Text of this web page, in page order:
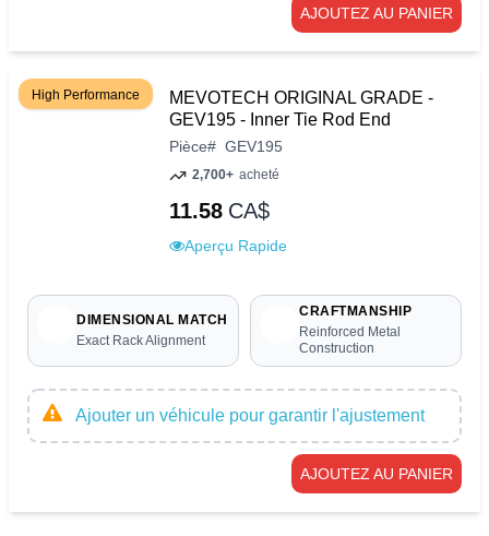
AJOUTEZ AU PANIER
High Performance
MEVOTECH ORIGINAL GRADE -
GEV195 - Inner Tie Rod End
Pièce# GEV195
2,700+ acheté
11.58 CA$
Aperçu Rapide
DIMENSIONAL MATCH
Exact Rack Alignment
CRAFTMANSHIP
Reinforced Metal
Construction
Ajouter un véhicule pour garantir l'ajustement
AJOUTEZ AU PANIER